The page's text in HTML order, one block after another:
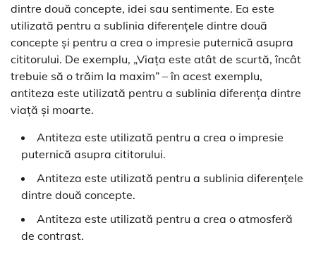
dintre două concepte, idei sau sentimente. Ea este
utilizată pentru a sublinia diferențele dintre două
concepte și pentru a crea o impresie puternică asupra
cititorului. De exemplu, „Viața este atât de scurtă, încât
trebuie să o trăim la maxim” – în acest exemplu,
antiteza este utilizată pentru a sublinia diferența dintre
viață și moarte.
Antiteza este utilizată pentru a crea o impresie
puternică asupra cititorului.
Antiteza este utilizată pentru a sublinia diferențele
dintre două concepte.
Antiteza este utilizată pentru a crea o atmosferă
de contrast.